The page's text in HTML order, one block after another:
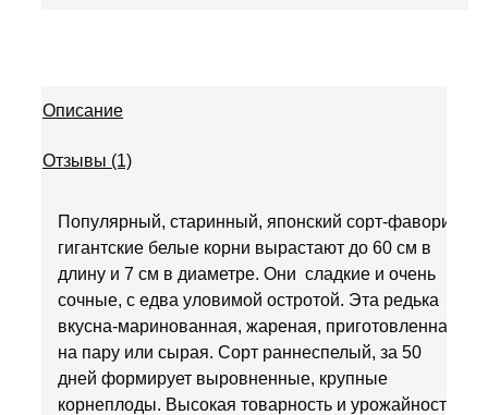
Описание
Отзывы (1)
Популярный, старинный, японский сорт-фаворит,
гигантские белые корни вырастают до 60 см в
длину и 7 см в диаметре. Они сладкие и очень
сочные, с едва уловимой остротой. Эта редька
вкусна-маринованная, жареная, приготовленная
на пару или сырая. Сорт раннеспелый, за 50
дней формирует выровненные, крупные
корнеплоды. Высокая товарность и урожайность